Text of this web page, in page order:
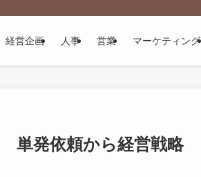
経営企画 人事 営業 マーケティング
単発依頼から経営戦略